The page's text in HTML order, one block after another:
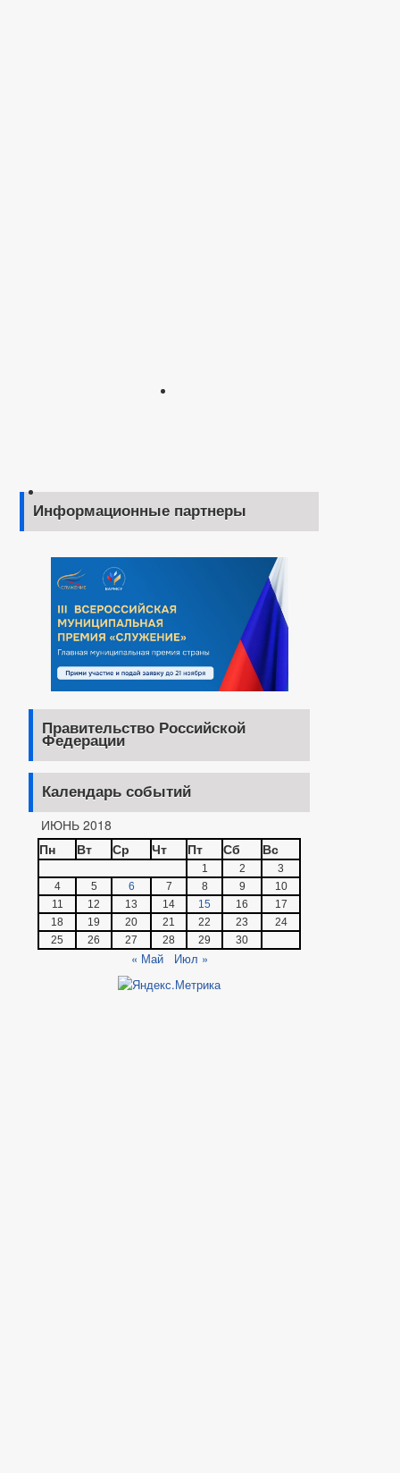
Информационные партнеры
Правительство Российской
Федерации
Календарь событий
ИЮНЬ 2018
Пн
Вт Ср Чт Пт Сб Вс
1 2
3
4
5 6 7 8 9
10
11
12 13 14 15 16
17
18
19 20 21 22 23
24
25
26 27 28 29 30
« Май Июл »